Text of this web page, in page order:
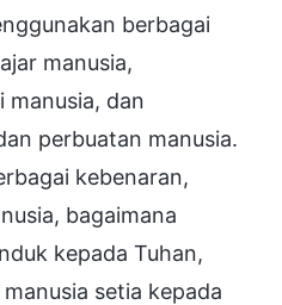
berbagai
manusia,
manusia, dan
perbuatan manusia.
kebenaran,
bagaimana
kepada Tuhan,
setia kepada